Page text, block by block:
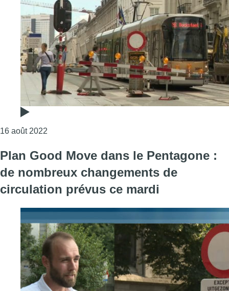
16 août 2022
Plan Good Move dans le Pentagone :
de nombreux changements de
circulation prévus ce mardi